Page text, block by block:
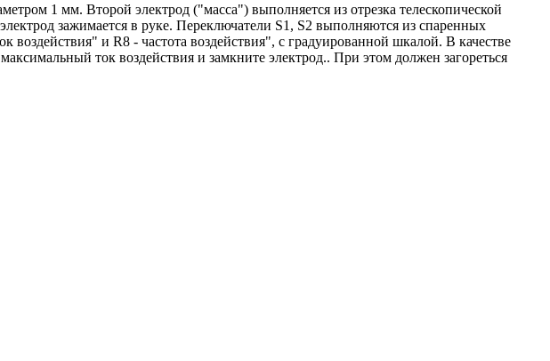
1 мм. Второй электрод ("масса") выполняется из отрезка телескопической
зажимается в руке. Переключатели S1, S2 выполняются из спаренных
и R8 - частота воздействия", с градуированной шкалой. В качестве
ток воздействия и замкните электрод.. При этом должен загореться